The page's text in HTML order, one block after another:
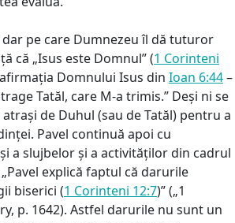
pe care Dumnezeu îl dă tuturor
că „Isus este Domnul” (1 Corinteni
Domnului Isus din Ioan 6:44–
Tatăl, care M-a trimis.” Deși ni se
de Duhul (sau de Tatăl) pentru a
Pavel continuă apoi cu
a slujbelor și a activităților din cadrul
„Pavel explică faptul că darurile
biserici (1 Corinteni 12:7)” („1
p. 1642). Astfel darurile nu sunt un